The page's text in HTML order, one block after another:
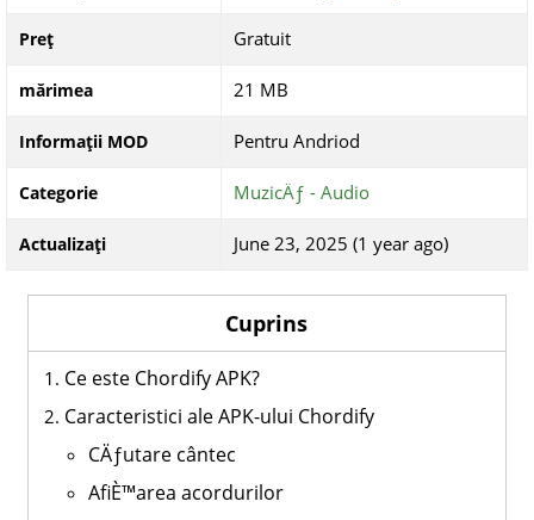
Preț Gratuit
mărimea 21 MB
Informații MOD Pentru Andriod
Categorie MuzicÄƒ - Audio
Actualizați June 23, 2025 (1 year ago)
Cuprins
Ce este Chordify APK?
Caracteristici ale APK-ului Chordify
CÄƒutare cântec
AfiÈ™area acordurilor